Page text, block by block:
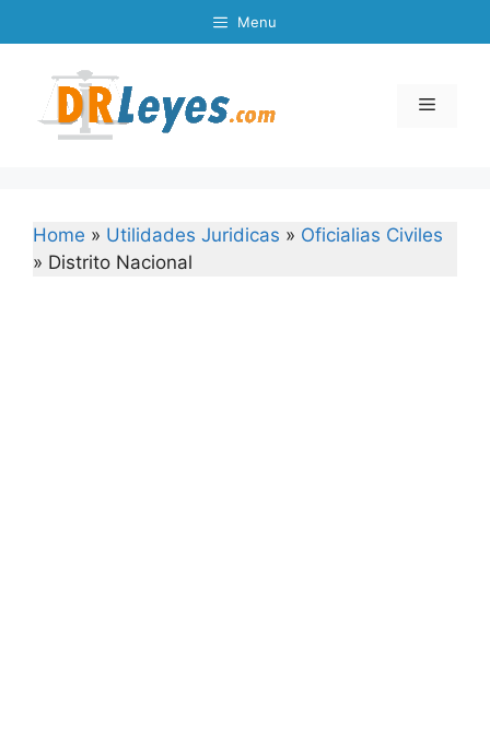
to
Menu
Menu
Home » Utilidades Juridicas » Oficialias Civiles
» Distrito Nacional